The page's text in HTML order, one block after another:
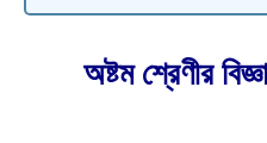
অষ্টম শ্রেণীর